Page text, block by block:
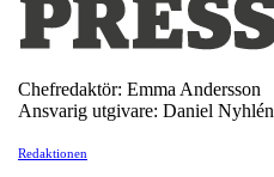
Chefredaktör: Emma Andersson
Ansvarig utgivare: Daniel Nyhlén
Redaktionen